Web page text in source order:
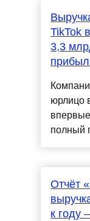
TikTok
3,3
юрлицо
полный
Отчёт
к году